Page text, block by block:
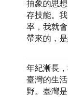
抽象的思
存技能。
率，我就
帶來的，
年紀漸長
臺灣的生
野。臺灣